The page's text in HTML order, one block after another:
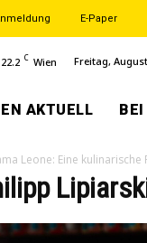
E-Paper
22.2 C Wien Freitag,
AKTUELL BEI
Leone: Eine kulinarische